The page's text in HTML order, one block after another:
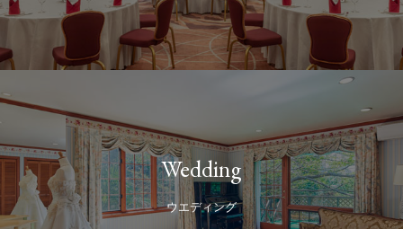
Wedding
ウエディング